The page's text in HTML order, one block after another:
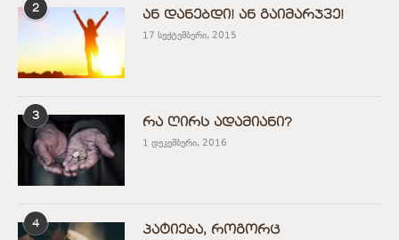
2
ან დანებდი! ან გაიმარჯვე!
17 სექტემბერი, 2015
3
რა ღირს ადამიანი?
1 დეკემბერი, 2016
4
პატიება, როგორც